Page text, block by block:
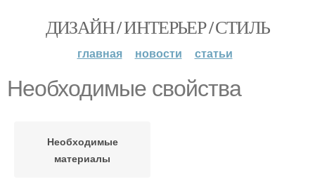
ДИЗАЙН / ИНТЕРЬЕР / СТИЛЬ
главная новости статьи
Необходимые свойства
Необходимые
материалы